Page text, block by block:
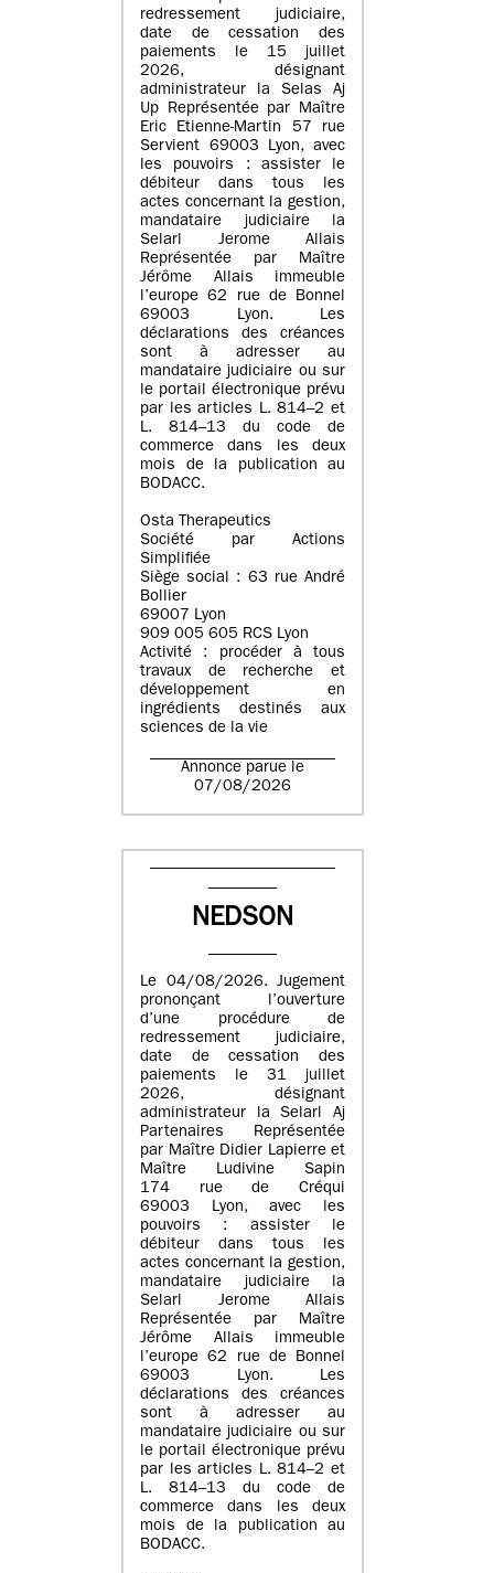
redressement judiciaire,
date de cessation des
paiements le 15 juillet
2026, désignant
administrateur la Selas Aj
Up Représentée par Maître
Eric Etienne-Martin 57 rue
Servient 69003 Lyon, avec
les pouvoirs : assister le
débiteur dans tous les
actes concernant la gestion,
mandataire judiciaire la
Selarl Jerome Allais
Représentée par Maître
Jérôme Allais immeuble
l’europe 62 rue de Bonnel
69003 Lyon. Les
déclarations des créances
sont à adresser au
mandataire judiciaire ou sur
le portail électronique prévu
par les articles L. 814–2 et
L. 814–13 du code de
commerce dans les deux
mois de la publication au
BODACC.
Osta Therapeutics
Société par Actions
Simplifiée
Siège social : 63 rue André
Bollier
69007 Lyon
909 005 605 RCS Lyon
Activité : procéder à tous
travaux de recherche et
développement en
ingrédients destinés aux
sciences de la vie
Annonce parue le
07/08/2026
NEDSON
Le 04/08/2026. Jugement
prononçant l’ouverture
d’une procédure de
redressement judiciaire,
date de cessation des
paiements le 31 juillet
2026, désignant
administrateur la Selarl Aj
Partenaires Représentée
par Maître Didier Lapierre et
Maître Ludivine Sapin
174 rue de Créqui
69003 Lyon, avec les
pouvoirs : assister le
débiteur dans tous les
actes concernant la gestion,
mandataire judiciaire la
Selarl Jerome Allais
Représentée par Maître
Jérôme Allais immeuble
l’europe 62 rue de Bonnel
69003 Lyon. Les
déclarations des créances
sont à adresser au
mandataire judiciaire ou sur
le portail électronique prévu
par les articles L. 814–2 et
L. 814–13 du code de
commerce dans les deux
mois de la publication au
BODACC.